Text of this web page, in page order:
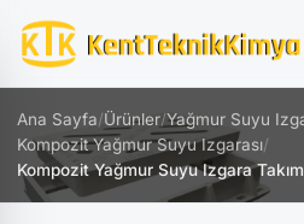
Ana Sayfa/Ürünler/Yağmur Suyu
Kompozit Yağmur Suyu Izgarası/
Kompozit Yağmur Suyu Izgara